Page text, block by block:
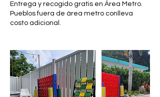
Entrega y recogido gratis en Área Metro.
Pueblos fuera de área metro conlleva
costo adicional.